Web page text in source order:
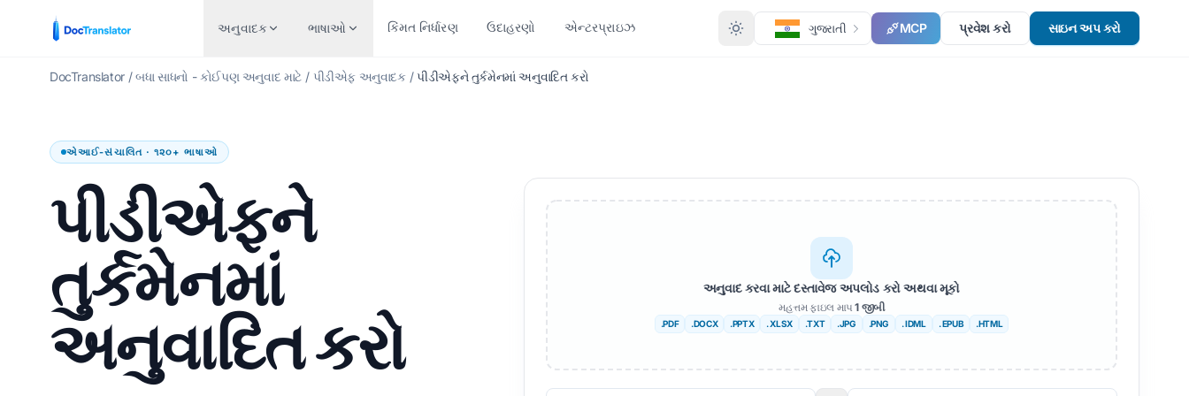
અનુવાદક
નાણાકીય અને બેંકિંગ
સ્વાસ્થ્ય કાળજી
કાનૂની અનુવાદો
માનવ સંસાધન
સરકાર અને સંરક્ષણ
પેટન્ટ અનુવાદ
ટેકનીકલ
એક્સેલ ફાઇલ (.XLSX)
પાવરપોઈન્ટ (.PPT)
EPUB અનુવાદક
AI EPUB અનુવાદક
PDF થી TXT
ઇનડિઝાઇન થી પીડીએફ
XLSX થી PDF
TXT થી XLSX
JPG થી PDF
JPEG થી PDF
ભાષાઓ
અંગ્રેજીથી સ્પેનિશ
અંગ્રેજીથી ફ્રેન્ચ
અંગ્રેજીથી જર્મન
અંગ્રેજીથી ચાઈનીઝ
અંગ્રેજીથી જાપાનીઝ
અંગ્રેજીથી રશિયન
અંગ્રેજીથી પોર્ટુગીઝ
તેલુગુ
તમિલ
સ્વીડિશ
સ્વાહિલી
કિંમત નિર્ધારણ ઉદાહરણો એન્ટરપ્રાઇઝ ગુજરાતી MCP પ્રવેશ કરો સાઇન અપ કરો
DocTranslator / બધા સાધનો - કોઈપણ અનુવાદ માટે / પીડીએફ અનુવાદક / પીડીએફને તુર્કમેનમાં અનુવાદિત કરો
એઆઈ-સંચાલિત · ૧૨૦+ ભાષાઓ
પીડીએફને
તુર્કમેનમાં
અનુવાદિત કરો
અનુવાદ કરવા માટે દસ્તાવેજ અપલોડ કરો અથવા મૂકો
મહત્તમ ફાઇલ માપ1 જીબી
.PDF .DOCX .PPTX . XLSX .TXT .JPG .PNG . IDML . EPUB .HTML